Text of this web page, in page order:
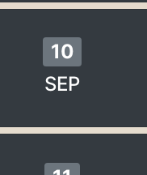
10
SEP